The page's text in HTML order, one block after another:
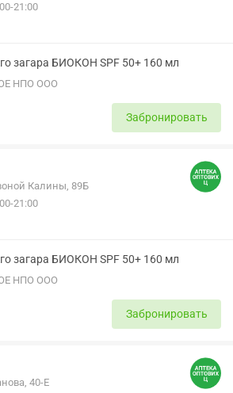
21:00
загара БИОКОН SPF 50+ 160 мл
НПО ООО
Забронировать
Калины, 89Б
21:00
загара БИОКОН SPF 50+ 160 мл
НПО ООО
Забронировать
40-Е